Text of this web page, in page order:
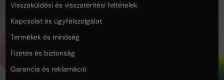
Visszaküldési és visszatérítési feltételek
Kapcsolat és ügyfélszolgálat
Termékek és minőség
Fizetés és biztonság
Garancia és reklamáció